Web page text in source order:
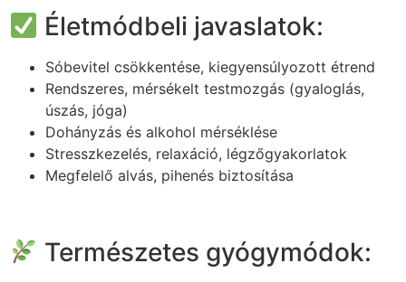
Életmódbeli javaslatok:
Sóbevitel csökkentése, kiegyensúlyozott étrend
Rendszeres, mérsékelt testmozgás (gyaloglás,
úszás, jóga)
Dohányzás és alkohol mérséklése
Stresszkezelés, relaxáció, légzőgyakorlatok
Megfelelő alvás, pihenés biztosítása
Természetes gyógymódok: